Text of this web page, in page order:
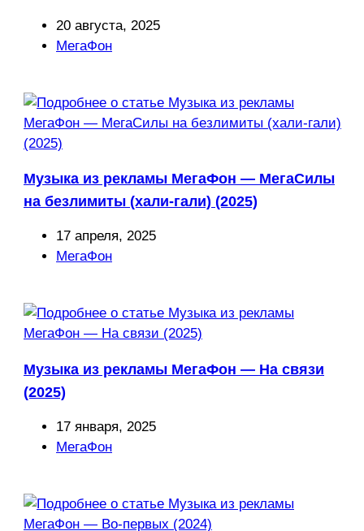
Запись
опубликована:
20 августа, 2025
Рубрика
МегаФон
Музыка из рекламы МегаФон — МегаСилы
на безлимиты (хали-гали) (2025)
Запись
опубликована:
17 апреля, 2025
Рубрика
МегаФон
Музыка из рекламы МегаФон — На связи
(2025)
Запись
опубликована:
17 января, 2025
Рубрика
МегаФон